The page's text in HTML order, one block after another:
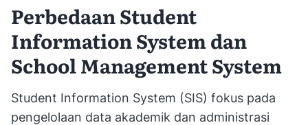
Perbedaan Student
Information System dan
School Management System
Student Information System (SIS) fokus pada
pengelolaan data akademik dan administrasi